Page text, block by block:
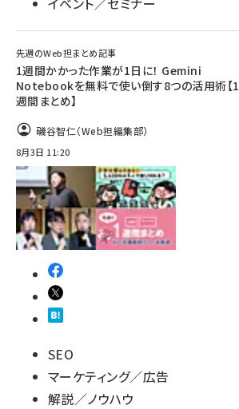
先週のWeb担まとめ記事
1週間かかった作業が1日に！ Gemini
Notebookを無料で使い倒す8つの活用術【1
週間まとめ】
磯谷智仁（Web担編集部）
8月3日 11:20
SEO
マーケティング／広告
解説／ノウハウ